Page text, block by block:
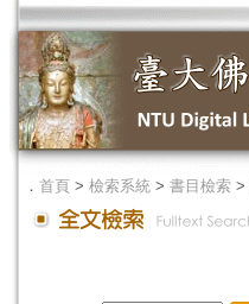
． 首頁 > 檢索系統 > 書目檢索 >